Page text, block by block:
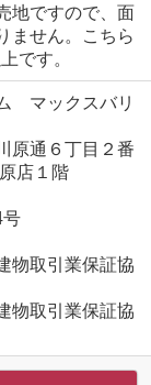
地ですので、面
ません。こちら
です。
マックスバリ
原通６丁目２番
店１階
物取引業保証協
物取引業保証協